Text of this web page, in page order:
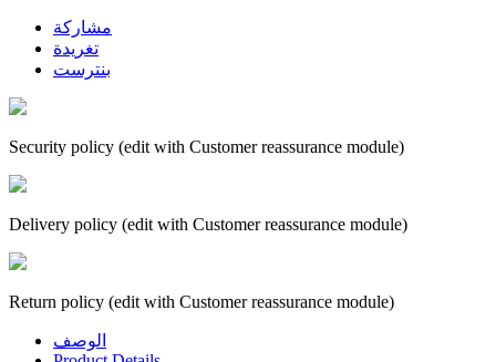
مشاركة
تغريدة
بنترست
Security policy (edit with Customer reassurance module)
Delivery policy (edit with Customer reassurance module)
Return policy (edit with Customer reassurance module)
الوصف